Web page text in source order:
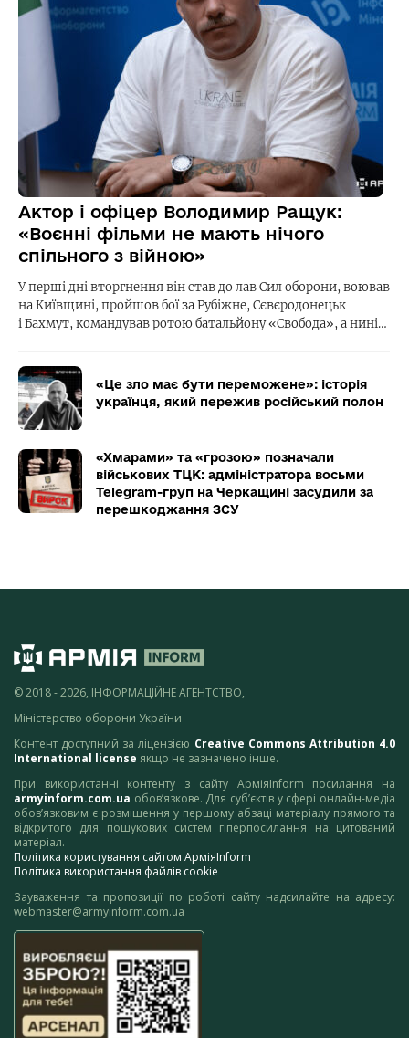
Актор і офіцер Володимир Ращук:
«Воєнні фільми не мають нічого
спільного з війною»
У перші дні вторгнення він став до лав Сил оборони, воював
на Київщині, пройшов бої за Рубіжне, Сєвєродонецьк
і Бахмут, командував ротою батальйону «Свобода», а нині…
«Це зло має бути переможене»: історія
українця, який пережив російський полон
«Хмарами» та «грозою» позначали
військових ТЦК: адміністратора восьми
Telegram-груп на Черкащині засудили за
перешкоджання ЗСУ
© 2018 - 2026, ІНФОРМАЦІЙНЕ АГЕНТСТВО,
Міністерство оборони України
Контент доступний за ліцензією Creative Commons Attribution 4.0
International license якщо не зазначено інше.
При використанні контенту з сайту АрміяInform посилання на
armyinform.com.ua обов’язкове. Для суб’єктів у сфері онлайн-медіа
обов’язковим є розміщення у першому абзаці матеріалу прямого та
відкритого для пошукових систем гіперпосилання на цитований
матеріал.
Політика користування сайтом АрміяInform
Політика використання файлів cookie
Зауваження та пропозиції по роботі сайту надсилайте на адресу:
webmaster@armyinform.com.ua